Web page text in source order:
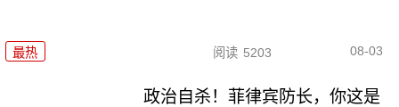
最热 阅读 5203 08-03
政治自杀！菲律宾防长，你这是